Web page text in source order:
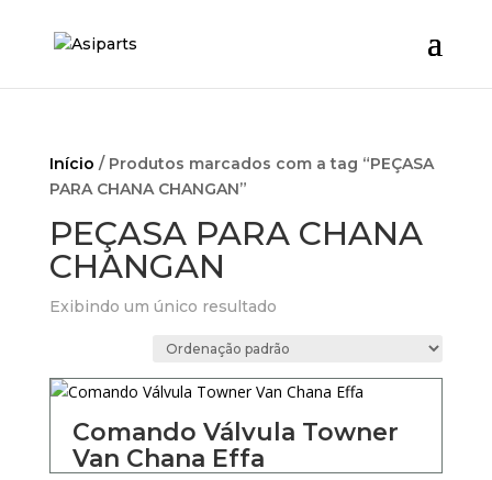
Início / Produtos marcados com a tag “PEÇASA
PARA CHANA CHANGAN”
PEÇASA PARA CHANA
CHANGAN
Exibindo um único resultado
Comando Válvula Towner
Van Chana Effa